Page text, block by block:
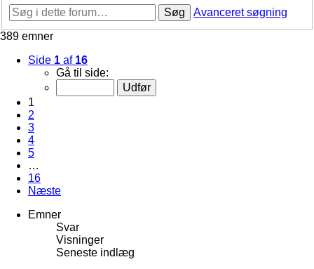
Søg
Avanceret søgning
389 emner
Side 1 af 16
Gå til side:
1
2
3
4
5
…
16
Næste
Emner
Svar
Visninger
Seneste indlæg